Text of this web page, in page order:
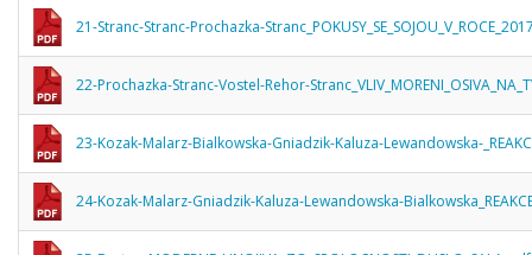
21-Stranc-Stranc-Prochazka-
22-Prochazka-Stranc-Vostel-Rehor-
23-Kozak-Malarz-Bialkowska-Gniadzik-Kaluza-Lewandowska-
24-Kozak-Malarz-Gniadzik-Kaluza-Lewandowska-